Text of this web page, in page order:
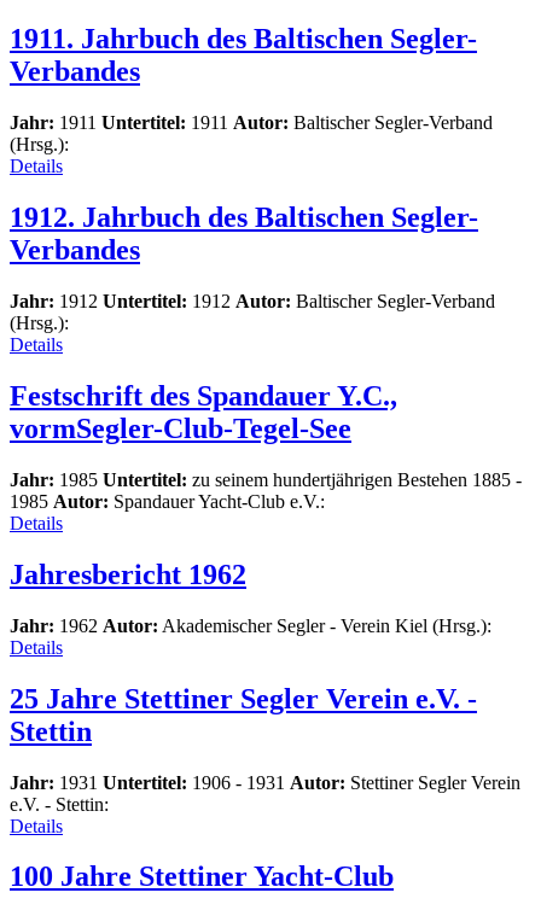
1911. Jahrbuch des Baltischen Segler-
Verbandes
Jahr: 1911 Untertitel: 1911 Autor: Baltischer Segler-Verband
(Hrsg.):
Details
1912. Jahrbuch des Baltischen Segler-
Verbandes
Jahr: 1912 Untertitel: 1912 Autor: Baltischer Segler-Verband
(Hrsg.):
Details
Festschrift des Spandauer Y.C.,
vormSegler-Club-Tegel-See
Jahr: 1985 Untertitel: zu seinem hundertjährigen Bestehen 1885 -
1985 Autor: Spandauer Yacht-Club e.V.:
Details
Jahresbericht 1962
Jahr: 1962 Autor: Akademischer Segler - Verein Kiel (Hrsg.):
Details
25 Jahre Stettiner Segler Verein e.V. -
Stettin
Jahr: 1931 Untertitel: 1906 - 1931 Autor: Stettiner Segler Verein
e.V. - Stettin:
Details
100 Jahre Stettiner Yacht-Club